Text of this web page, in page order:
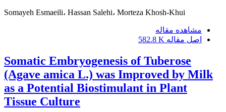
Somayeh Esmaeili، Hassan Salehi، Morteza Khosh-Khui
مشاهده مقاله
اصل مقاله 582.8 K
Somatic Embryogenesis of Tuberose
(Agave amica L.) was Improved by Milk
as a Potential Biostimulant in Plant
Tissue Culture